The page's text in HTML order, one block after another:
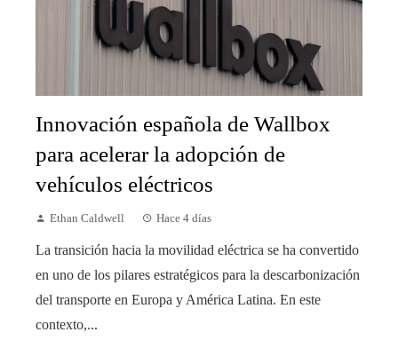
Innovación española de Wallbox
para acelerar la adopción de
vehículos eléctricos
Ethan Caldwell Hace 4 días
La transición hacia la movilidad eléctrica se ha convertido
en uno de los pilares estratégicos para la descarbonización
del transporte en Europa y América Latina. En este
contexto,...